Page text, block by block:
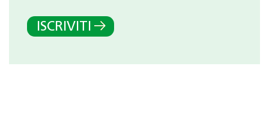
ISCRIVITI